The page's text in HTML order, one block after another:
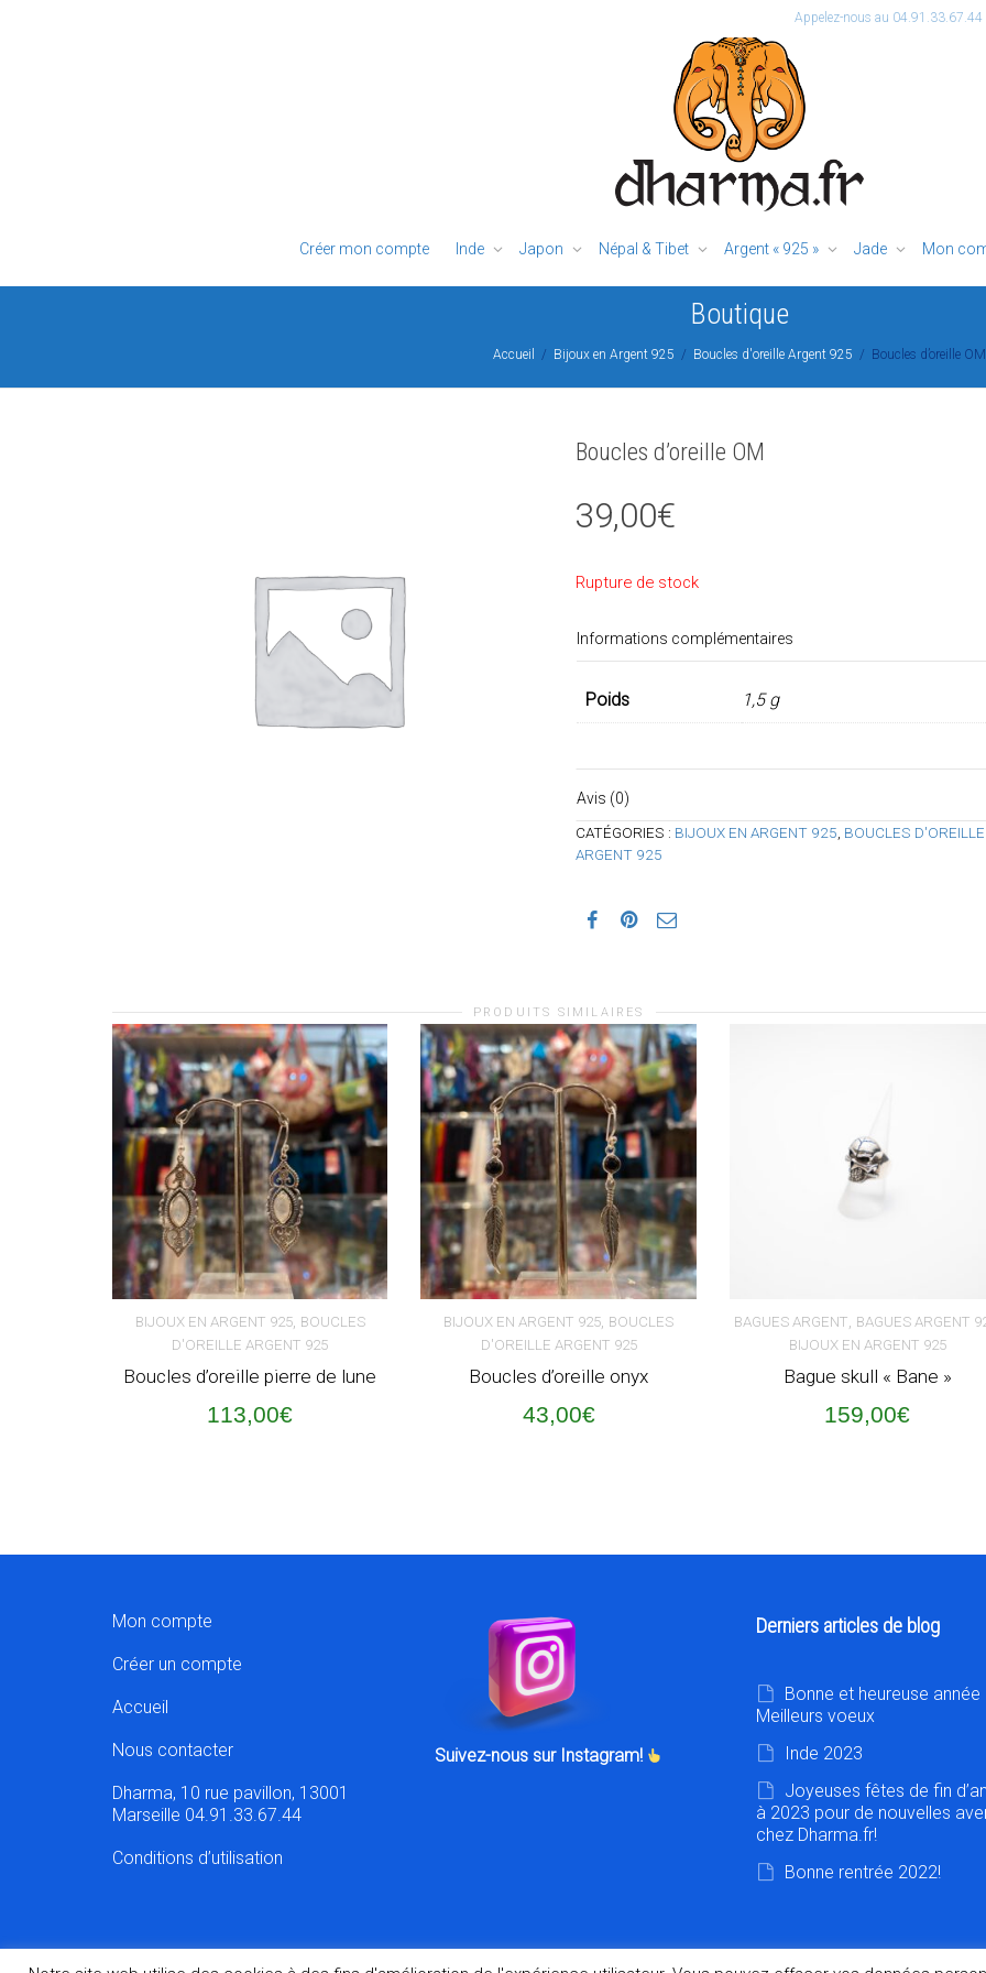
Appelez-nous au
Créer mon compte Inde Japon Népal & Tibet Argent « 925 » Jade Mon
Boutique
Accueil Bijoux en Argent 925 Boucles d'oreille Argent 925 Boucles d’oreille OM
Boucles d’oreille OM
39,00€
Rupture de stock
Informations complémentaires
Poids 1,5 g
Avis (0)
CATÉGORIES : BIJOUX EN ARGENT 925 BOUCLES D'OREILLE
ARGENT 925
PRODUITS SIMILAIRES
BIJOUX EN ARGENT 925, BOUCLES
D'OREILLE ARGENT 925
Boucles d’oreille pierre de lune
113,00€
BIJOUX EN ARGENT 925, BOUCLES
D'OREILLE ARGENT 925
Boucles d’oreille onyx
43,00€
BAGUES ARGENT, BAGUES ARGENT
BIJOUX EN ARGENT 925
Bague skull « Bane »
159,00€
Mon compte
Créer un compte
Accueil
Nous contacter
Dharma, 10 rue pavillon, 13001
Marseille 04.91.33.67.44
Conditions d’utilisation
Suivez-nous sur Instagram!
Derniers articles de blog
Bonne et heureuse année
Meilleurs voeux
Inde 2023
Joyeuses fêtes de fin
à 2023 pour de nouvelles
chez Dharma.fr!
Bonne rentrée 2022!